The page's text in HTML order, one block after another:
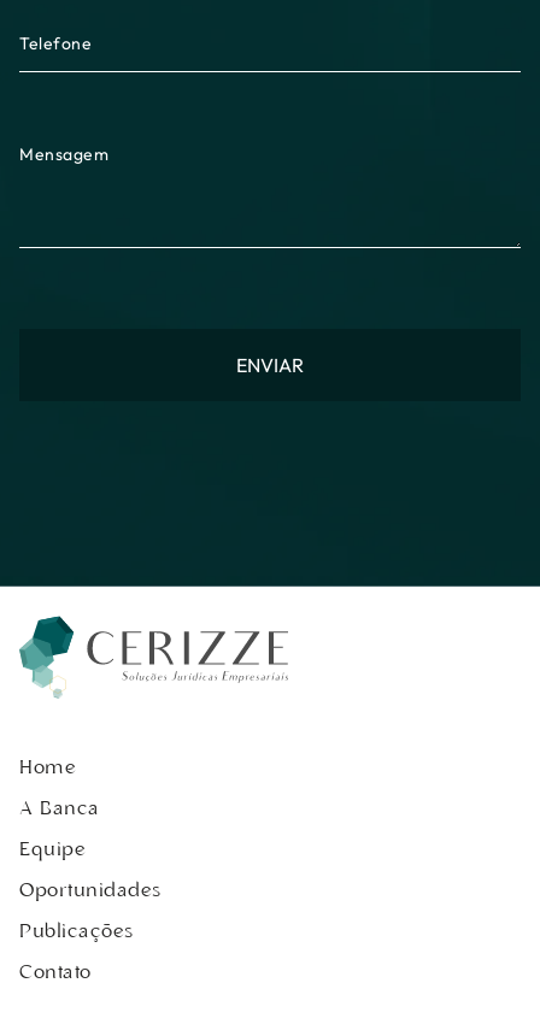
Telefone
Mensagem
Home
A Banca
Equipe
Oportunidades
Publicações
Contato